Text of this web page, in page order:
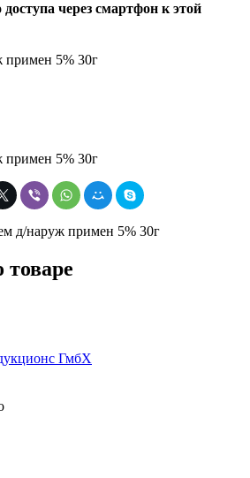
через смартфон к этой
примен 5% 30г
примен 5% 30г
ГмбХ